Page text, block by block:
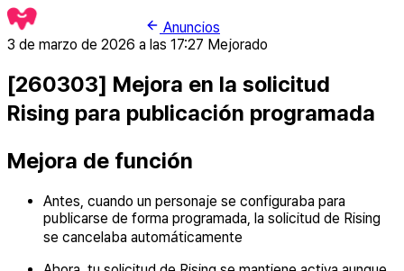
Anuncios
3 de marzo de 2026 a las 17:27 Mejorado
[260303] Mejora en la solicitud
Rising para publicación programada
Mejora de función
Antes, cuando un personaje se configuraba para
publicarse de forma programada, la solicitud de Rising
se cancelaba automáticamente